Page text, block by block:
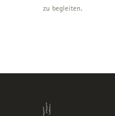
zu begleiten.